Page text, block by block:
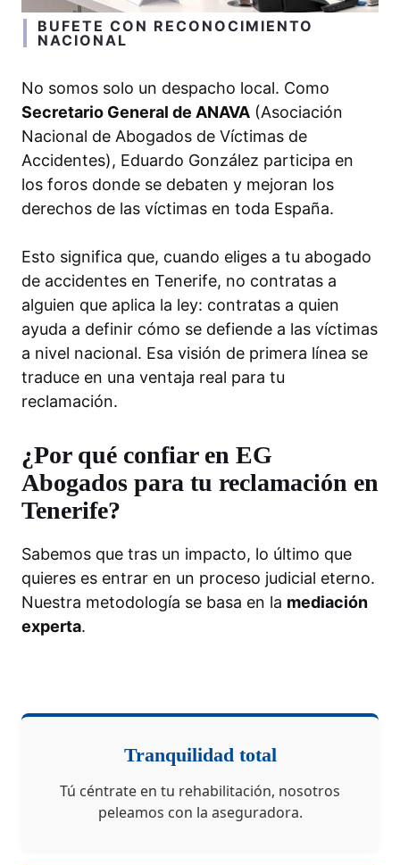
BUFETE CON RECONOCIMIENTO
NACIONAL
No somos solo un despacho local. Como
Secretario General de ANAVA (Asociación
Nacional de Abogados de Víctimas de
Accidentes), Eduardo González participa en
los foros donde se debaten y mejoran los
derechos de las víctimas en toda España.
Esto significa que, cuando eliges a tu abogado
de accidentes en Tenerife, no contratas a
alguien que aplica la ley: contratas a quien
ayuda a definir cómo se defiende a las víctimas
a nivel nacional. Esa visión de primera línea se
traduce en una ventaja real para tu
reclamación.
¿Por qué confiar en EG
Abogados para tu reclamación en
Tenerife?
Sabemos que tras un impacto, lo último que
quieres es entrar en un proceso judicial eterno.
Nuestra metodología se basa en la mediación
experta.
Tranquilidad total
Tú céntrate en tu rehabilitación, nosotros
peleamos con la aseguradora.